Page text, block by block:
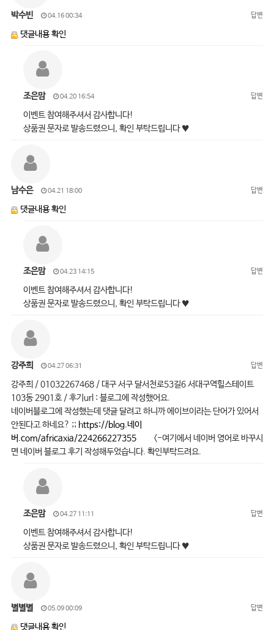
박수빈 04.16 00:34 답변
댓글내용 확인
조은맘 04.20 16:54 답변
이벤트 참여해주셔서 감사합니다!
상품권 문자로 발송드렸으니, 확인 부탁드립니다 ♥
남수은 04.21 18:00 답변
댓글내용 확인
조은맘 04.23 14:15 답변
이벤트 참여해주셔서 감사합니다!
상품권 문자로 발송드렸으니, 확인 부탁드립니다 ♥
강주희 04.27 06:31 답변
강주희 / 01032267468 / 대구 서구 달서천로53길6 서대구역힐스테이트
103동 2901호 / 후기url : 블로그에 작성했어요.
네이버블로그에 작성했는데 댓글 달려고 하니까 에이브이라는 단어가 있어서
안된다고 하네요? ;; https://blog.네이
버.com/africaxia/224266227355<-여기에서 네이버 영어로 바꾸시
면 네이버 블로그 후기 작성해두었습니다. 확인부탁드려요.
조은맘 04.27 11:11 답변
이벤트 참여해주셔서 감사합니다!
상품권 문자로 발송드렸으니, 확인 부탁드립니다 ♥
별별별 05.09 00:09 답변
댓글내용 확인